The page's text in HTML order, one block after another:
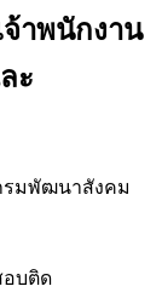
จ้าพนักงาน
ะ
รมพัฒนาสังคม
อบติด